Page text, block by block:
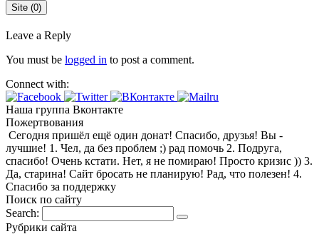
Site (0)
Leave a Reply
You must be logged in to post a comment.
Connect with:
Наша группа Вконтакте
Пожертвования
Сегодня пришёл ещё один донат! Спасибо, друзья! Вы -
лучшие! 1. Чел, да без проблем ;) рад помочь 2. Подруга,
спасибо! Очень кстати. Нет, я не помираю! Просто кризис )) 3.
Да, старина! Сайт бросать не планирую! Рад, что полезен! 4.
Спасибо за поддержку
Поиск по сайту
Search:
Рубрики сайта